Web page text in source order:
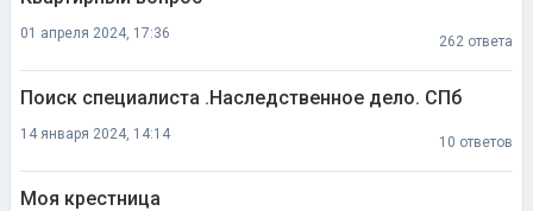
01 апреля 2024, 17:36
262 ответа
Поиск специалиста .Наследственное дело. СПб
14 января 2024, 14:14
10 ответов
Моя крестница